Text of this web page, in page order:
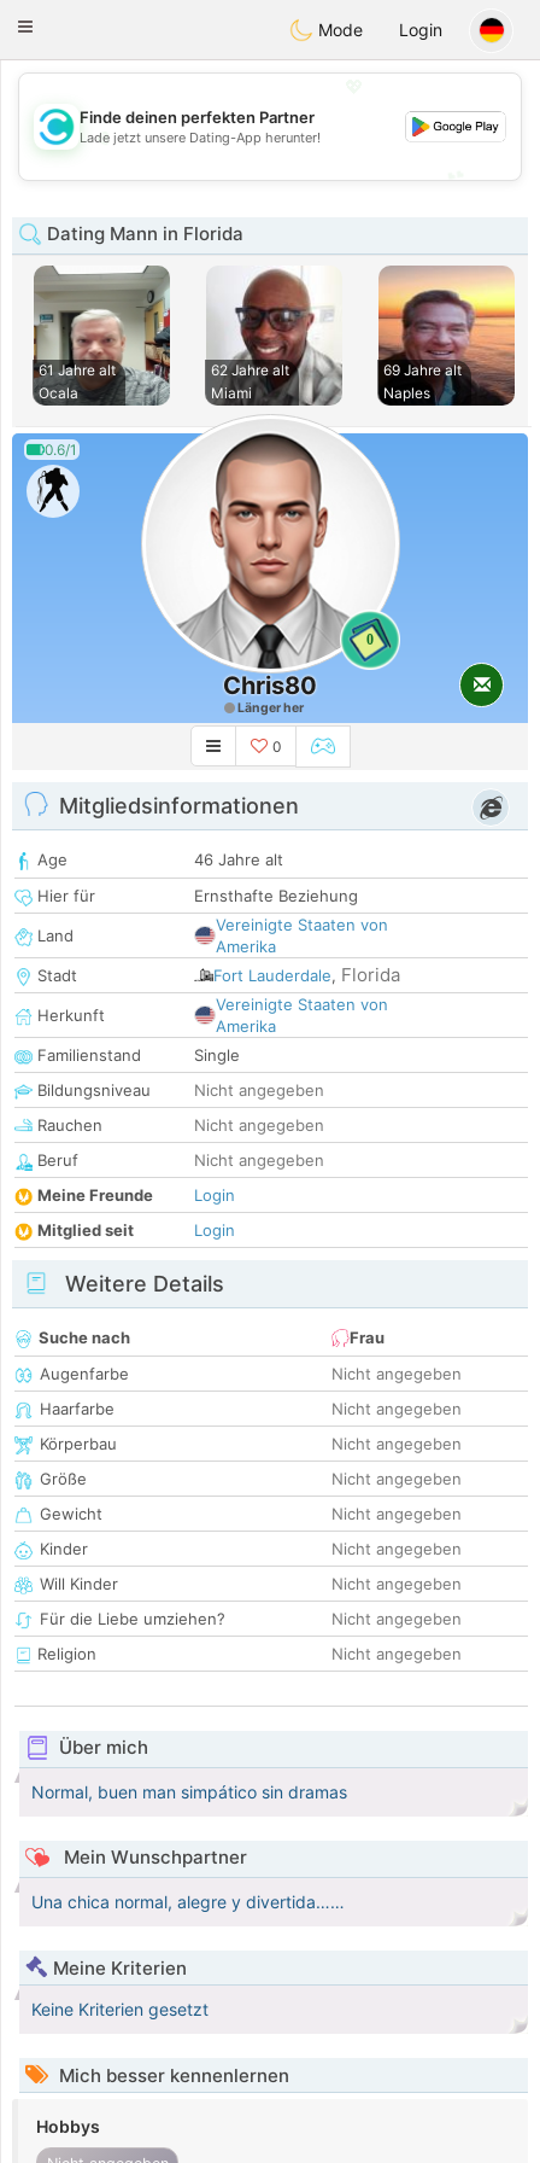
olombiaCitas
Toggle
Mode Login
💖
💕
Finde deinen perfekten Partner
Lade jetzt unsere Dating-App herunter!
Dating Mann in Florida
61 Jahre alt
Ocala
62 Jahre alt
Miami
69 Jahre alt
Naples
0.6/1
0
Chris80
Länger her
0
Mitgliedsinformationen
Age
46 Jahre alt
Hier für
Ernsthafte Beziehung
Land
Vereinigte Staaten von
Amerika
Stadt
Fort Lauderdale, Florida
Herkunft
Vereinigte Staaten von
Amerika
Familienstand
Single
Bildungsniveau
Nicht angegeben
Rauchen
Nicht angegeben
Beruf
Nicht angegeben
Meine Freunde
Login
Mitglied seit
Login
Weitere Details
Suche nach
Frau
Augenfarbe
Nicht angegeben
Haarfarbe
Nicht angegeben
Körperbau
Nicht angegeben
Größe
Nicht angegeben
Gewicht
Nicht angegeben
Kinder
Nicht angegeben
Will Kinder
Nicht angegeben
Für die Liebe umziehen?
Nicht angegeben
Religion
Nicht angegeben
Über mich
Normal, buen man simpático sin dramas
Mein Wunschpartner
Una chica normal, alegre y divertida……
Meine Kriterien
Keine Kriterien gesetzt
Mich besser kennenlernen
Hobbys